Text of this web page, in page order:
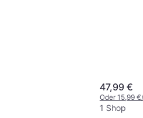
47,99 €
Oder 15,99
1 Shop